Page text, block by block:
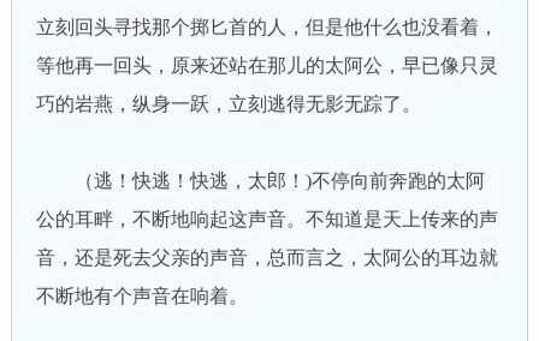
立刻回头寻找那个掷匕首的人，但是他什么也没看着，
等他再一回头，原来还站在那儿的太阿公，早已像只灵
巧的岩燕，纵身一跃，立刻逃得无影无踪了。
（逃！快逃！快逃，太郎！)不停向前奔跑的太阿
公的耳畔，不断地响起这声音。不知道是天上传来的声
音，还是死去父亲的声音，总而言之，太阿公的耳边就
不断地有个声音在响着。